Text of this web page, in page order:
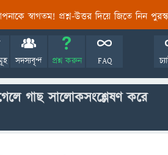
স্বাগতম! প্রশ্ন-উত্তর দিয়ে জিতে নিন
সদস্যবৃন্দ প্রশ্ন করুন FAQ
গাছ সালোকসংশ্লেষণ করে